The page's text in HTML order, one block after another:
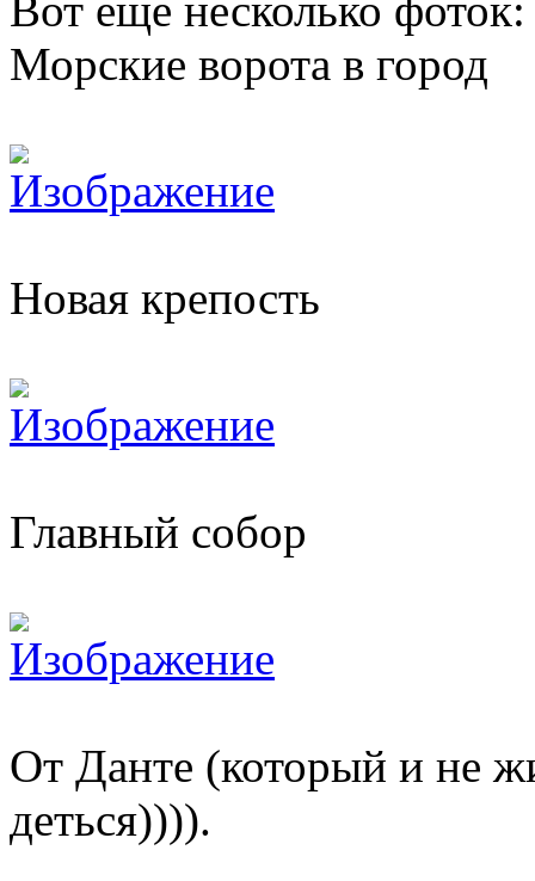
Вот еще несколько фоток:
Морские ворота в город
Новая крепость
Главный собор
От Данте (который и не
деться)))).